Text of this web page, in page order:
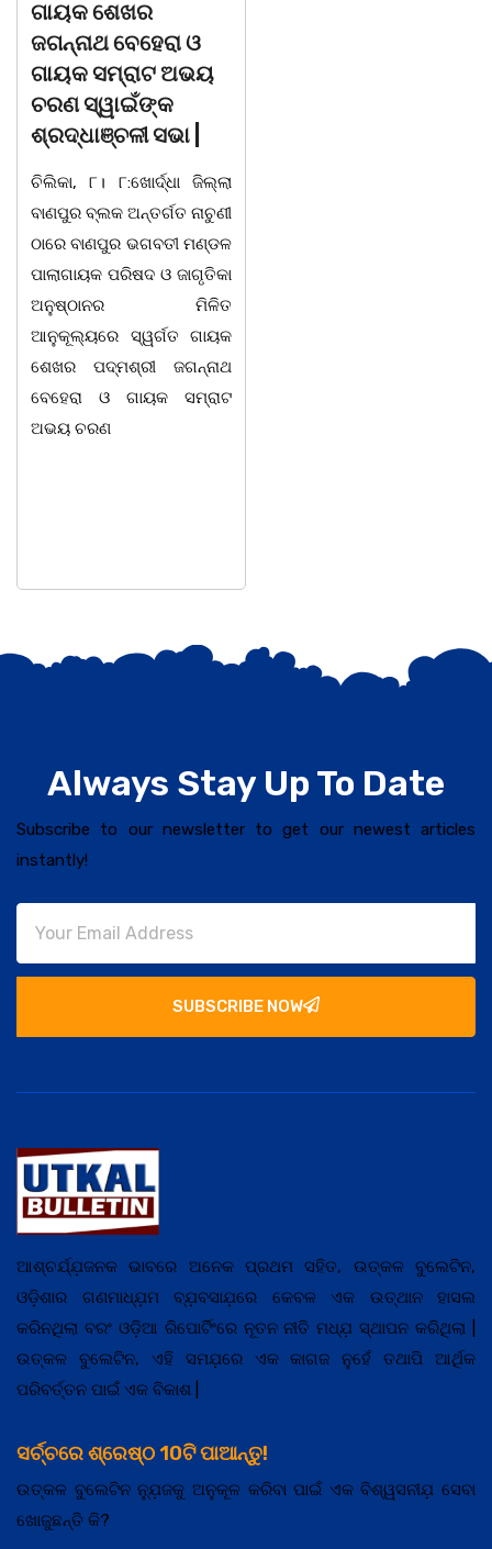
ଡଃ ଜ୍ଞାନେନ୍ଦ୍ର ଙ୍କ
ଶାଶୁ ଶ୍ରୀମତୀ ସାବିତ୍ରୀ
ରାଉତଙ୍କ ବିୟୋଗ
ଭୁବନେଶ୍ୱର-୦୭/୦୮/୨୦୨୬:
ବରିଷ୍ଠ ରାଜନେତା, ସଂସ୍କୃତି
ପୁରୁଷ ଡଃ ଆର୍ଯ୍ୟ କୁମାର
ଜ୍ଞାନେନ୍ଦ୍ରଙ୍କ ଶାଶୁ ଶ୍ରୀମତୀ
ସାବିତ୍ରୀ ରାଉତ ଆଜି ଅପରାହ୍ନ
୩ ଘ. ସମୟରେ ଭୁବନେଶ୍ୱରର
ଏକ ଘରୋଇ ହସ୍ପିଟାଲ୍ରେ ୮୭
ବର୍ଷ ବୟସରେ ହୃଦ୍ଘାତରେ
ପରଲୋକ ଗମନ କରିଛନ୍ତି ।
Always Stay Up To Date
Subscribe to our newsletter to get our newest articles
instantly!
SUBSCRIBE NOW
ଆଶ୍ଚର୍ଯ୍ଯ଼ଜନକ ଭାବରେ ଅନେକ ପ୍ରଥମ ସହିତ, ଉତ୍କଳ ବୁଲେଟିନ,
ଓଡ଼ିଶାର ଗଣମାଧ୍ଯ଼ମ ବ୍ଯ଼ବସାଯ଼ରେ କେବଳ ଏକ ଉତ୍ଥାନ ହାସଲ
କରିନଥିଲା ବରଂ ଓଡ଼ିଆ ରିପୋର୍ଟିଂରେ ନୂତନ ନୀତି ମଧ୍ଯ଼ ସ୍ଥାପନ କରିଥିଲା |
ଉତ୍କଳ ବୁଲେଟିନ, ଏହି ସମଯ଼ରେ ଏକ କାଗଜ ନୁହେଁ ତଥାପି ଆର୍ଥିକ
ପରିବର୍ତ୍ତନ ପାଇଁ ଏକ ବିକାଶ |
ସର୍ଚ୍ଚରେ ଶ୍ରେଷ୍ଠ 10ଟି ପାଆନ୍ତୁ!
ଉତ୍କଳ ବୁଲେଟିନ ନ୍ଯ଼ୁଜକୁ ଅନୁକୂଳ କରିବା ପାଇଁ ଏକ ବିଶ୍ୱସନୀଯ଼ ସେବା
ଖୋଜୁଛନ୍ତି କି?